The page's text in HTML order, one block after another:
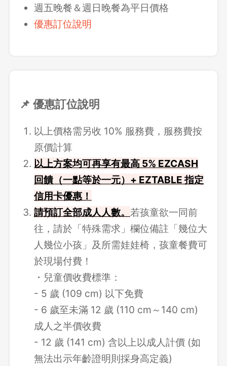
週五晚餐＆週日晚餐為平日價格
優惠訂位說明
📌 優惠訂位說明
以上價格需另收 10% 服務費，服務費按
原價計算
以上方案均可再享有最高 5% EZCASH
回饋（一點等於一元）+ EZTABLE 指定
信用卡優惠！
請預訂全部成人人數。 若孩童欲一同前
往，請於「特殊需求」欄位備註「幾位大
人幾位小孩」及所需娃娃椅，孩童餐費可
於現場付費！
・兒童價收費標準：
- 5 歲 (109 cm) 以下免費
- 6 歲至未滿 12 歲 (110 cm～140 cm)
成人之半價收費
- 12 歲 (141 cm) 含以上以成人計價 (如
無法出示年齡證明則採身高定義)